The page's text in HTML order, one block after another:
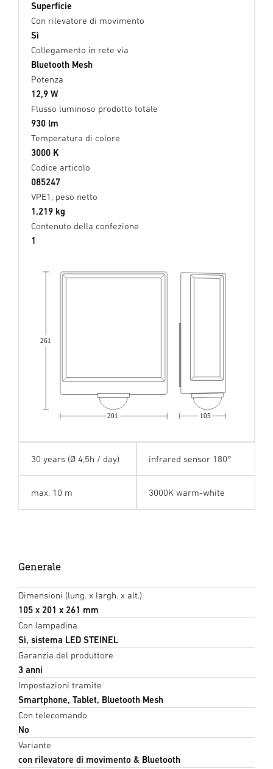
Superficie
Con rilevatore di movimento
Sì
Collegamento in rete via
Bluetooth Mesh
Potenza
12,9 W
Flusso luminoso prodotto totale
930 lm
Temperatura di colore
3000 K
Codice articolo
085247
VPE1, peso netto
1,219 kg
Contenuto della confezione
1
105
201
261
30 years (Ø 4,5h / day) infrared sensor 180°
max. 10 m 3000K warm-white
Generale
Dimensioni (lung. x largh. x alt.)
105 x 201 x 261 mm
Con lampadina
Sì, sistema LED STEINEL
Garanzia del produttore
3 anni
Impostazioni tramite
Smartphone, Tablet, Bluetooth Mesh
Con telecomando
No
Variante
con rilevatore di movimento & Bluetooth